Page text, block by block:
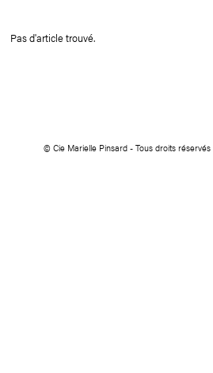
Pas d'article trouvé.
© Cie Marielle Pinsard - Tous droits